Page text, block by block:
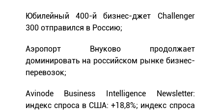
Юбилейный 400-й бизнес-джет Challenger
300 отправился в Россию;
Аэропорт Внуково продолжает
доминировать на российском рынке бизнес-
перевозок;
Avinode Business Intelligence Newsletter:
индекс спроса в США: +18,8%; индекс спроса